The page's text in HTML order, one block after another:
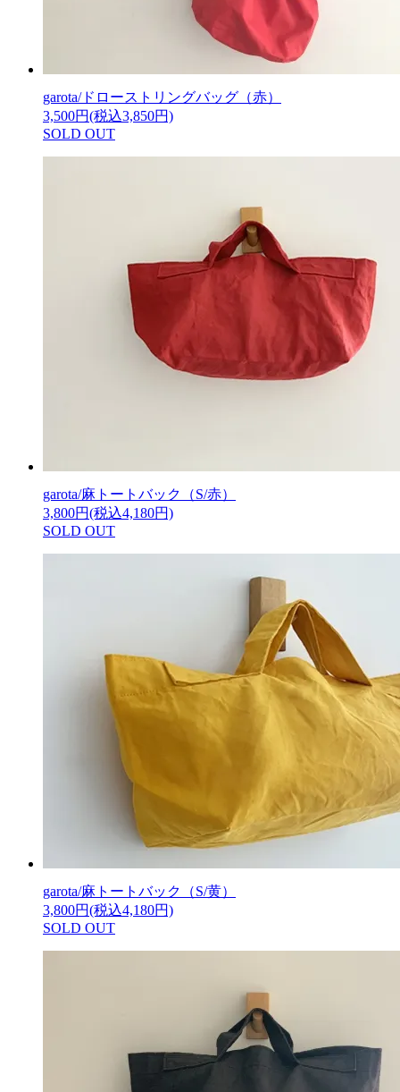
garota/ドローストリングバッグ（赤）
3,500円(税込3,850円)
SOLD OUT
garota/麻トートバック（S/赤）
3,800円(税込4,180円)
SOLD OUT
garota/麻トートバック（S/黄）
3,800円(税込4,180円)
SOLD OUT